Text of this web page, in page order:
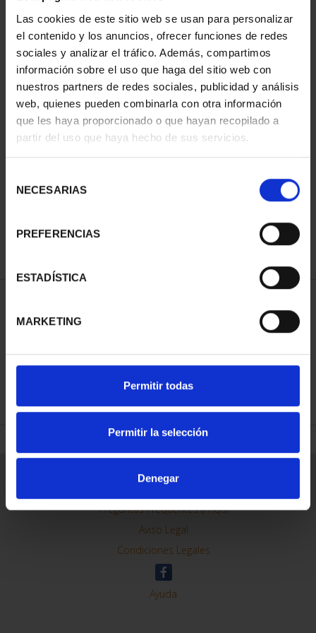
Las cookies de este sitio web se usan para personalizar
el contenido y los anuncios, ofrecer funciones de redes
sociales y analizar el tráfico. Además, compartimos
información sobre el uso que haga del sitio web con
nuestros partners de redes sociales, publicidad y análisis
web, quienes pueden combinarla con otra información
que les haya proporcionado o que hayan recopilado a
partir del uso que haya hecho de sus servicios.
NECESARIAS
PREFERENCIAS
ESTADÍSTICA
MARKETING
Permitir todas
Permitir la selección
Denegar
CAPITALES DE
PROVINCIA COLECCION
3.796,00 €
REFINAR
Información General
Contacto
Preguntas Frequentes (FAQs)
Aviso Legal
Condiciones Legales
Ayuda